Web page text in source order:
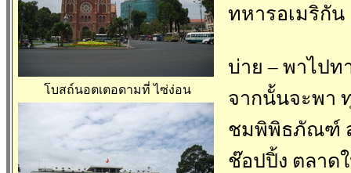
โบสถ์นอตเตอดามที่ ไซ่ง่อน
ทหารอเมริกัน
บ่าย – พาไป
จากนั้นจะพา
ชมพิพิธภัณฑ์ ส
ช๊อปปิ้ง ตลาด